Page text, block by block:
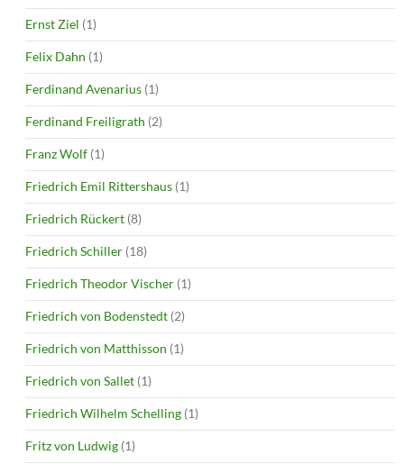
Ernst Ziel (1)
Felix Dahn (1)
Ferdinand Avenarius (1)
Ferdinand Freiligrath (2)
Franz Wolf (1)
Friedrich Emil Rittershaus (1)
Friedrich Rückert (8)
Friedrich Schiller (18)
Friedrich Theodor Vischer (1)
Friedrich von Bodenstedt (2)
Friedrich von Matthisson (1)
Friedrich von Sallet (1)
Friedrich Wilhelm Schelling (1)
Fritz von Ludwig (1)